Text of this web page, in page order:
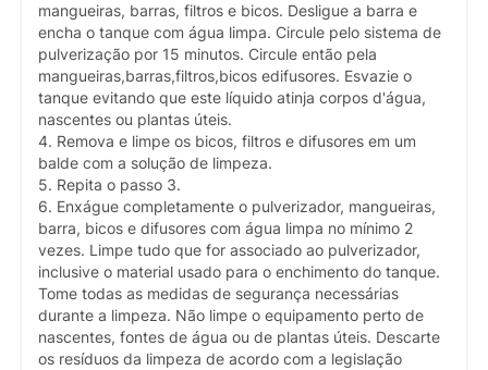
mangueiras, barras, filtros e bicos. Desligue a barra e
encha o tanque com água limpa. Circule pelo sistema de
pulverização por 15 minutos. Circule então pela
mangueiras,barras,filtros,bicos edifusores. Esvazie o
tanque evitando que este líquido atinja corpos d'água,
nascentes ou plantas úteis.
4. Remova e limpe os bicos, filtros e difusores em um
balde com a solução de limpeza.
5. Repita o passo 3.
6. Enxágue completamente o pulverizador, mangueiras,
barra, bicos e difusores com água limpa no mínimo 2
vezes. Limpe tudo que for associado ao pulverizador,
inclusive o material usado para o enchimento do tanque.
Tome todas as medidas de segurança necessárias
durante a limpeza. Não limpe o equipamento perto de
nascentes, fontes de água ou de plantas úteis. Descarte
os resíduos da limpeza de acordo com a legislação